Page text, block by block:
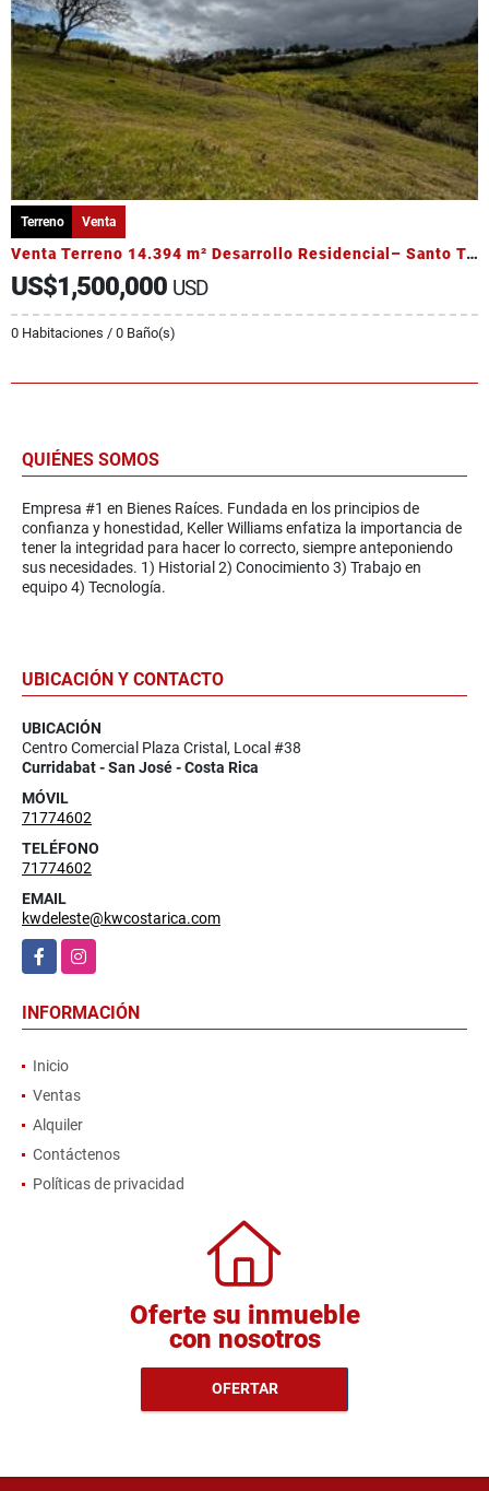
Terreno Venta
Venta Terreno 14.394 m² Desarrollo Residencial– Santo Tomás, Heredia
US$1,500,000 USD
0 Habitaciones / 0 Baño(s)
QUIÉNES SOMOS
Empresa #1 en Bienes Raíces. Fundada en los principios de
confianza y honestidad, Keller Williams enfatiza la importancia de
tener la integridad para hacer lo correcto, siempre anteponiendo
sus necesidades. 1) Historial 2) Conocimiento 3) Trabajo en
equipo 4) Tecnología.
UBICACIÓN Y CONTACTO
UBICACIÓN
Centro Comercial Plaza Cristal, Local #38
Curridabat - San José - Costa Rica
MÓVIL
71774602
TELÉFONO
71774602
EMAIL
kwdeleste@kwcostarica.com
FacebookInstagram
INFORMACIÓN
Inicio
Ventas
Alquiler
Contáctenos
Políticas de privacidad
Oferte su inmueble
con nosotros
OFERTAR